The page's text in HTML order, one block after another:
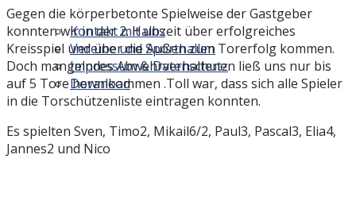
Kontakt mit uns
Vereine und Sporthallen
Impressum & Datenschutz
Download
Gegen die körperbetonte Spielweise der Gastgeber
konnten wir in der 2. Halbzeit über erfolgreiches
Kreisspiel und über die Außen zum Torerfolg kommen.
Doch mangelndes Abwehrverhaltenen ließ uns nur bis
auf 5 Tore herankommen .Toll war, dass sich alle Spieler
in die Torschützenliste eintragen konnten.
Es spielten Sven, Timo2, Mikail6/2, Paul3, Pascal3, Elia4,
Jannes2 und Nico